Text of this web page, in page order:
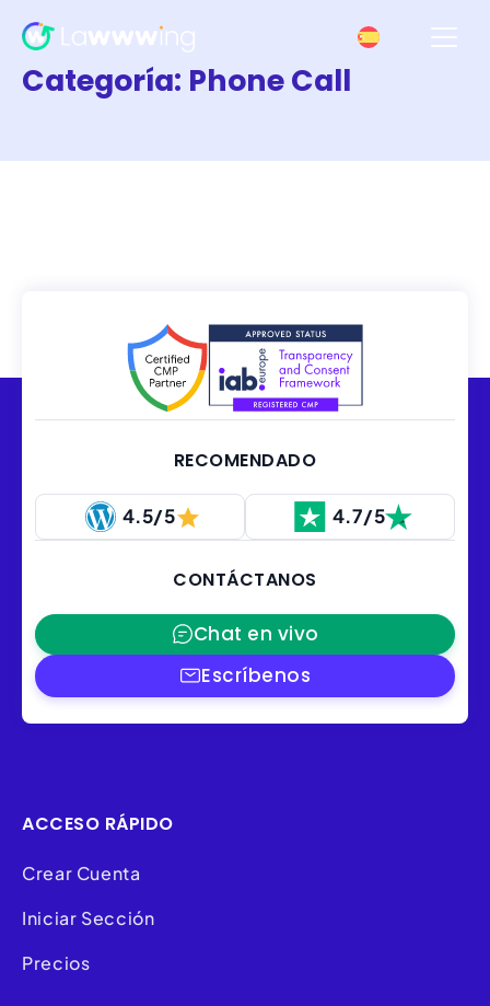
Categoría: Phone Call
RECOMENDADO
4.5/5 4.7/5
CONTÁCTANOS
Chat en vivo
Escríbenos
ACCESO RÁPIDO
Crear Cuenta
Iniciar Sección
Precios